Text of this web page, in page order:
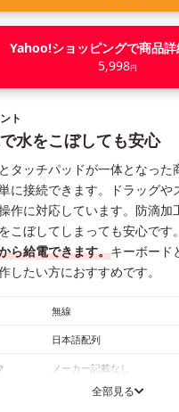
Yahoo!ショッピングで商品詳
5,998円
ト
水をこぼしても安心
タッチパッドが一体となった
に接続できます。ドラッグや
作に対応しています。防滴加
こぼしてしまっても安心です。
ら給電できます。キーボード
したい方におすすめです。
無線
日本語配列
メーカー記載なし
全部見る